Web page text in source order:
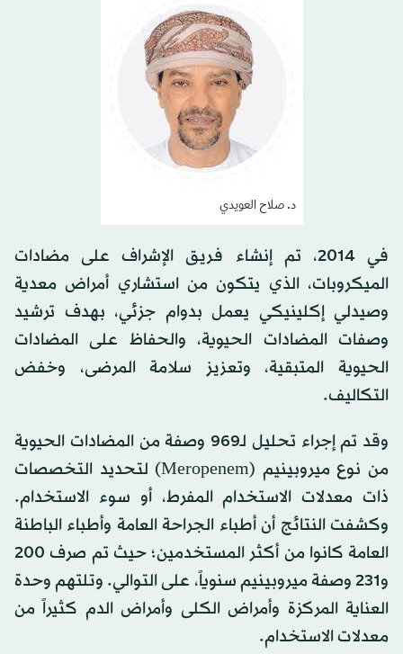
د. صلاح العويدي
في 2014، تم إنشاء فريق الإشراف على مضادات
الميكروبات، الذي يتكون من استشاري أمراض معدية
وصيدلي إكلينيكي يعمل بدوام جزئي، بهدف ترشيد
وصفات المضادات الحيوية، والحفاظ على المضادات
الحيوية المتبقية، وتعزيز سلامة المرضى، وخفض
التكاليف.
وقد تم إجراء تحليل لـ969 وصفة من المضادات الحيوية
من نوع ميروبينيم (Meropenem) لتحديد التخصصات
ذات معدلات الاستخدام المفرط، أو سوء الاستخدام.
وكشفت النتائج أن أطباء الجراحة العامة وأطباء الباطنة
العامة كانوا من أكثر المستخدمين؛ حيث تم صرف 200
و231 وصفة ميروبينيم سنوياً، على التوالي. وتلتهم وحدة
العناية المركزة وأمراض الكلى وأمراض الدم كثيراً من
معدلات الاستخدام.